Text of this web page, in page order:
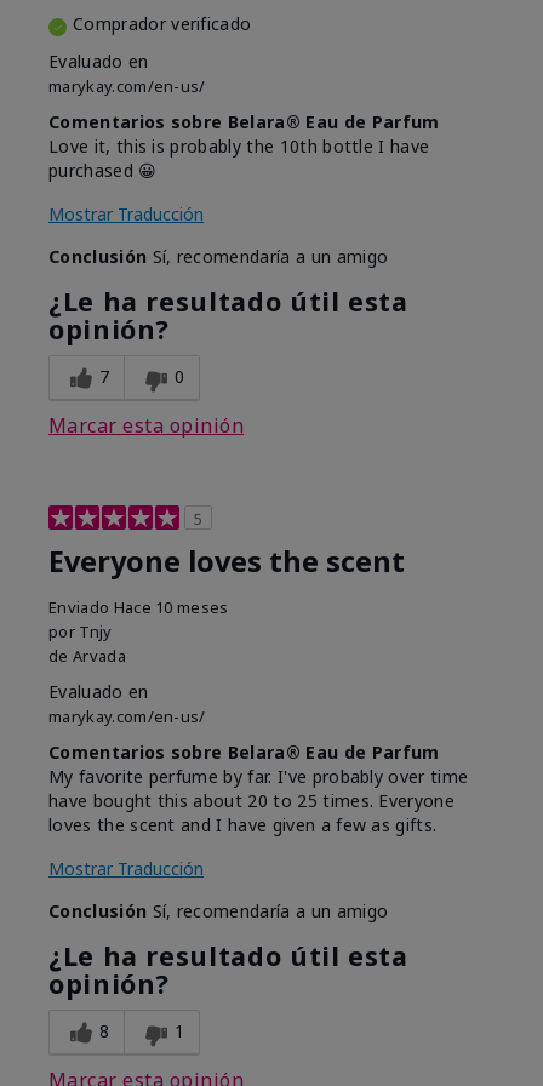
Comprador verificado
Evaluado en
marykay.com/en-us/
Comentarios sobre Belara® Eau de Parfum
Love it, this is probably the 10th bottle I have
purchased 😀
Mostrar Traducción
Conclusión Sí, recomendaría a un amigo
¿Le ha resultado útil esta
opinión?
7 0
Marcar esta opinión
5
Everyone loves the scent
Enviado Hace 10 meses
por Tnjy
de Arvada
Evaluado en
marykay.com/en-us/
Comentarios sobre Belara® Eau de Parfum
My favorite perfume by far. I've probably over time
have bought this about 20 to 25 times. Everyone
loves the scent and I have given a few as gifts.
Mostrar Traducción
Conclusión Sí, recomendaría a un amigo
¿Le ha resultado útil esta
opinión?
8 1
Marcar esta opinión